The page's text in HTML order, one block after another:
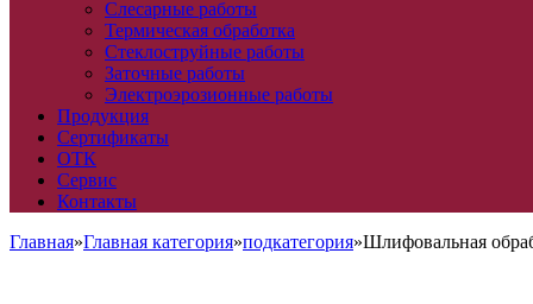
Слесарные работы
Термическая обработка
Стеклоструйные работы
Заточные работы
Электроэрозионные работы
Продукция
Сертификаты
ОТК
Сервис
Контакты
Главная»Главная категория»подкатегория»Шлифовальная